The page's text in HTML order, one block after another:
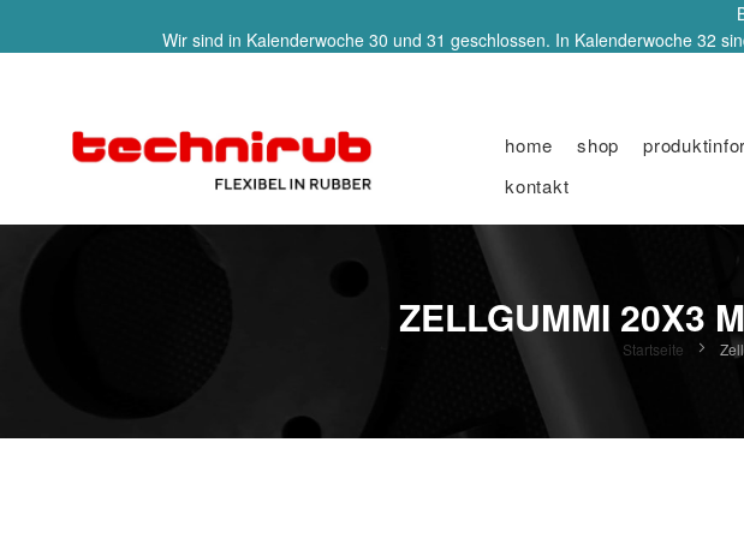
Wir sind in Kalenderwoche 30 und 31 geschlossen. In Kalenderwoche 32
home shop
kontakt
ZELLGUMMI 20X3
Startseite